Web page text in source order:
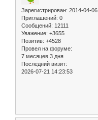
Зарегистрирован: 2014-04-06
Приглашений: 0
Сообщений: 12111
Уважение: +3655
Позитив: +4528
Провел на форуме:
7 месяцев 3 дня
Последний визит:
2026-07-21 14:23:53